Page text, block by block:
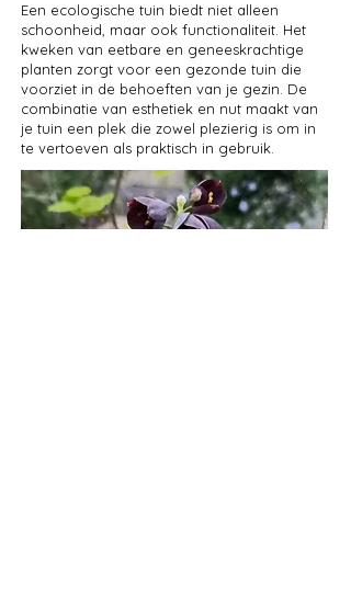
Een ecologische tuin biedt niet alleen
schoonheid, maar ook functionaliteit. Het
kweken van eetbare en geneeskrachtige
planten zorgt voor een gezonde tuin die
voorziet in de behoeften van je gezin. De
combinatie van esthetiek en nut maakt van
je tuin een plek die zowel plezierig is om in
te vertoeven als praktisch in gebruik.